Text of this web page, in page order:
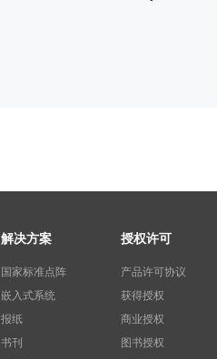
解决方案
国家标准点阵
嵌入式系统
报纸
书刊
授权许可
产品许可协议
获得授权
商业授权
图书授权